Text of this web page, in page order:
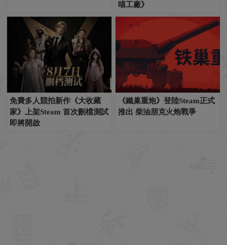
喵工廠》
免費多人競拍新作《大收藏
家》上架Steam 首次刪檔測試
即將開啟
《鐵巢重炮》登陸Steam正式
推出 柴油朋克火炮戰爭